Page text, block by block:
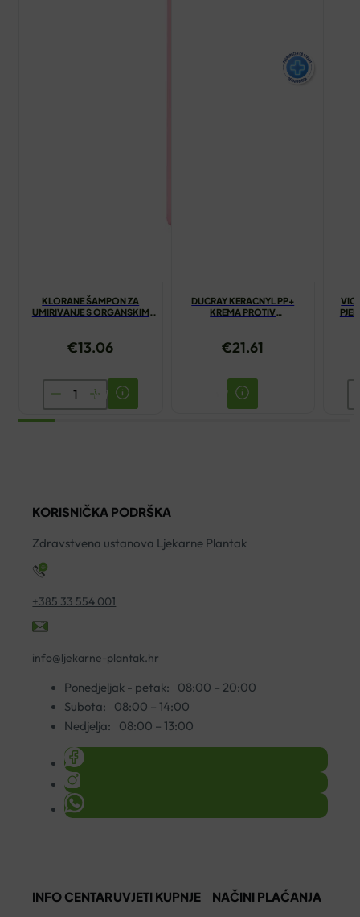
KLORANE ŠAMPON ZA
UMIRIVANJE S ORGANSKIM
€13.06
KLORANE
ŠAMPON
BOŽUROM
200ML
DUCRAY KERACNYL PP+
KREMA PROTIV
€21.61
KORISNIČKA PODRŠKA
Zdravstvena ustanova Ljekarne Plantak
+385 33 554 001
info@ljekarne-plantak.hr
Ponedjeljak - petak:
08:00 – 20:00
Subota:
08:00 – 14:00
Nedjelja:
08:00 – 13:00
INFO CENTARUVJETI KUPNJE NAČINI PLAĆANJA